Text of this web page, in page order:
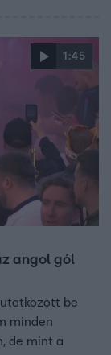
terveikről,
1:45
angol gól
be
minden
de mint a